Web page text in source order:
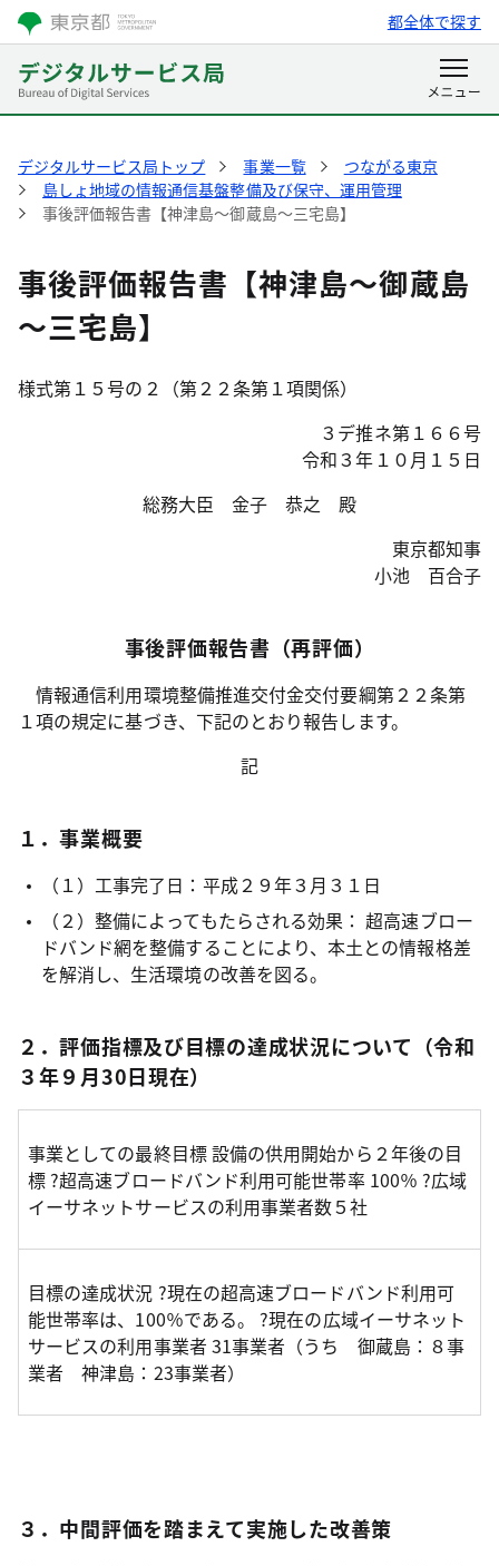
都全体で探す
デジタルサービス局トップ 事業一覧
つながる東京
島しょ地域の情報通信基盤整備及び保守、運用管理
事後評価報告書【神津島～御蔵島～三宅島】
事後評価報告書【神津島～御蔵島
～三宅島】
様式第１５号の２（第２２条第１項関係）
３デ推ネ第１６６号
令和３年１０月１５日
総務大臣 金子 恭之 殿
東京都知事
小池 百合子
事後評価報告書（再評価）
情報通信利用環境整備推進交付金交付要綱第２２条第
１項の規定に基づき、下記のとおり報告します。
記
１．事業概要
（１）工事完了日：平成２９年３月３１日
（２）整備によってもたらされる効果： 超高速ブロー
ドバンド網を整備することにより、本土との情報格差
を解消し、生活環境の改善を図る。
２．評価指標及び目標の達成状況について（令和
３年９月30日現在）
事業としての最終目標 設備の供用開始から２年後の目
標 ?超高速ブロードバンド利用可能世帯率 100％ ?広域
イーサネットサービスの利用事業者数５社
目標の達成状況 ?現在の超高速ブロードバンド利用可
能世帯率は、100％である。 ?現在の広域イーサネット
サービスの利用事業者 31事業者（うち 御蔵島：８事
業者 神津島：23事業者）
３．中間評価を踏まえて実施した改善策